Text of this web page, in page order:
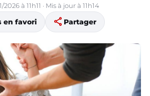
à 11h11 · Mis à jour à 11h14
en favori share Partager